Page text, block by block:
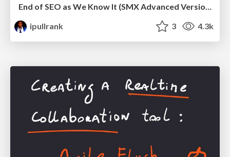
End of SEO as We Know It (SMX Advanced Version)
ipullrank
3 4.3k